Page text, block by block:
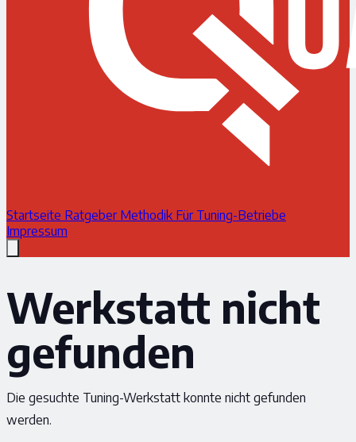
Startseite Ratgeber Methodik Für Tuning-Betriebe
Impressum
Werkstatt nicht
gefunden
Die gesuchte Tuning-Werkstatt konnte nicht gefunden
werden.